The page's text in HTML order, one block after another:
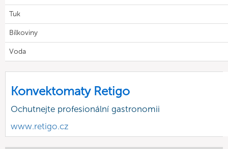
Tuk
Bílkoviny
Voda
Konvektomaty Retigo
Ochutnejte profesionální gastronomii
www.retigo.cz